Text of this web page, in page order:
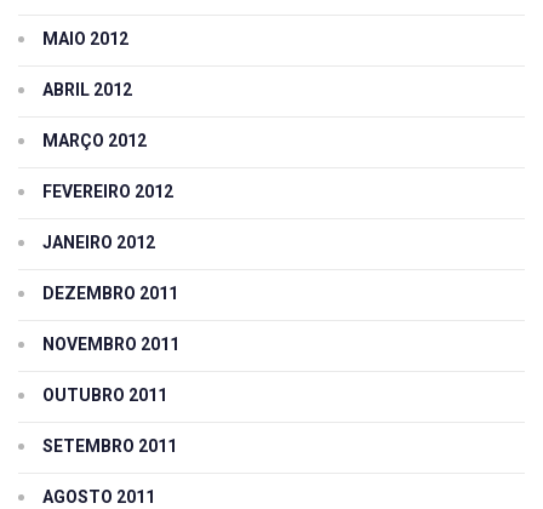
MAIO 2012
ABRIL 2012
MARÇO 2012
FEVEREIRO 2012
JANEIRO 2012
DEZEMBRO 2011
NOVEMBRO 2011
OUTUBRO 2011
SETEMBRO 2011
AGOSTO 2011